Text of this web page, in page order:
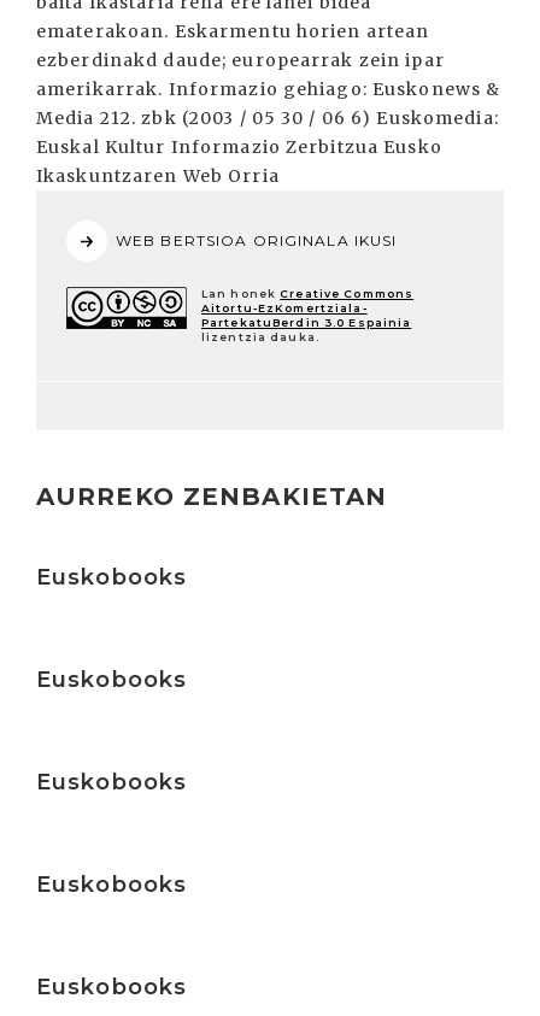
ematerakoan. Eskarmentu horien artean
ezberdinakd daude; europearrak zein ipar
amerikarrak. Informazio gehiago: Euskonews &
Media 212. zbk (2003 / 05 30 / 06 6) Euskomedia:
Euskal Kultur Informazio Zerbitzua Eusko
Ikaskuntzaren Web Orria
WEB BERTSIOA ORIGINALA IKUSI
Lan honek Creative Commons
Aitortu-EzKomertziala-
PartekatuBerdin 3.0 Espainia
lizentzia dauka.
AURREKO ZENBAKIETAN
Euskobooks
Euskobooks
Euskobooks
Euskobooks
Euskobooks